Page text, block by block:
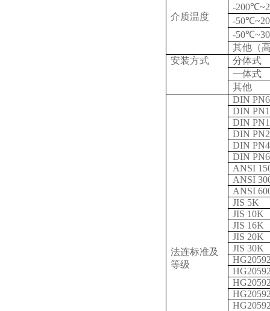
介质温度
-
-
-
其他（
安装方式
分体式
一体式
其他
法连标准及
等级
DIN PN6
DIN
DIN
DIN
DIN
DIN
ANSI
ANSI
ANSI
JIS 5K
JIS 10K
JIS 16K
JIS 20K
JIS 30K